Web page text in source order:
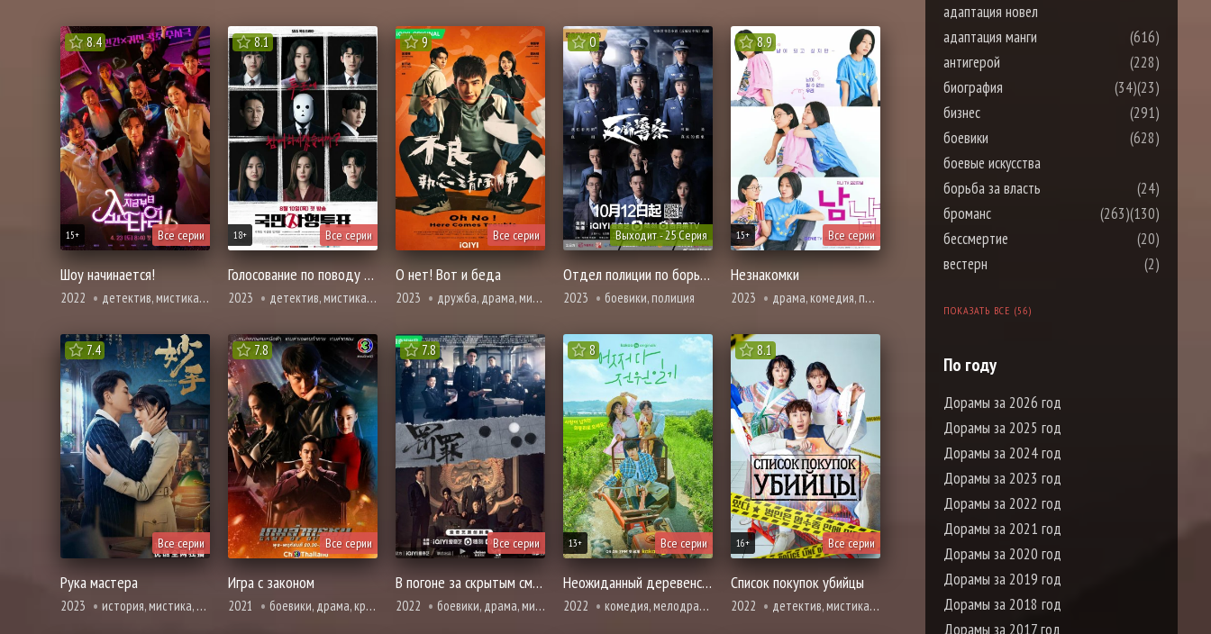
8.4
Все серии
15+
Шоу начинается!
2022 детектив, мистика, комедия, мелодрама, расследование, романтика, фэнтези, полиция
8.1
Все серии
18+
Голосование по поводу смертной казни
2023 детектив, мистика, криминал, триллер, ужасы, полиция
9
Все серии
О нет! Вот и беда
2023 дружба, драма, мистика, комедия, броманс, расследование, про призраков, демонов и сверхъестественное, фэнтези, полиция, смерть
0
Выходит - 25 Серия
Отдел полиции по борьбе с мошенничеством
2023 боевики, полиция
8.9
Все серии
15+
Незнакомки
2023 драма, комедия, повседневность, романтика, полиция
7.4
Все серии
Рука мастера
2023 история, мистика, про врачей и медицину, трагическое прошлое, расследование, романтика, полиция, смерть
7.8
Все серии
Игра с законом
2021 боевики, драма, криминал, триллер, полиция
7.8
Все серии
В погоне за скрытым смыслом
2022 боевики, драма, мистика, криминал, расследование, полиция
8
Все серии
13+
Неожиданный деревенский дневник
2022 комедия, мелодрама, повседневность, романтика, полиция
8.1
Все серии
16+
Список покупок убийцы
2022 детектив, мистика, комедия, убийство, криминал, адаптация новел, расследование, триллер, полиция, смерть
адаптация новел
(616)
адаптация манги
(228)
антигерой
(23)
биография
(34)
бизнес
(291)
боевики
(628)
боевые искусства
(24)
борьба за власть
(130)
броманс
(263)
бессмертие
(20)
вестерн
(2)
ПОКАЗАТЬ ВСЕ (56)
По году
Дорамы за 2026 год
Дорамы за 2025 год
Дорамы за 2024 год
Дорамы за 2023 год
Дорамы за 2022 год
Дорамы за 2021 год
Дорамы за 2020 год
Дорамы за 2019 год
Дорамы за 2018 год
Дорамы за 2017 год